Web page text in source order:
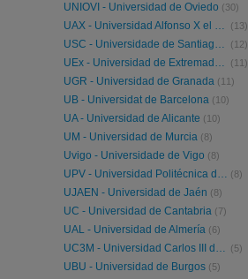
UNIOVI - Universidad de Oviedo (30)
UAX - Universidad Alfonso X el Sabio (13)
USC - Universidade de Santiago de Compostela (12)
UEx - Universidad de Extremadura (11)
UGR - Universidad de Granada (11)
UB - Universidat de Barcelona (10)
UA - Universidad de Alicante (10)
UM - Universidad de Murcia (8)
Uvigo - Universidade de Vigo (8)
UPV - Universidad Politécnica de Valencia (8)
UJAEN - Universidad de Jaén (8)
UC - Universidad de Cantabria (7)
UAL - Universidad de Almería (6)
UC3M - Universidad Carlos III de Madrid (5)
UBU - Universidad de Burgos (5)